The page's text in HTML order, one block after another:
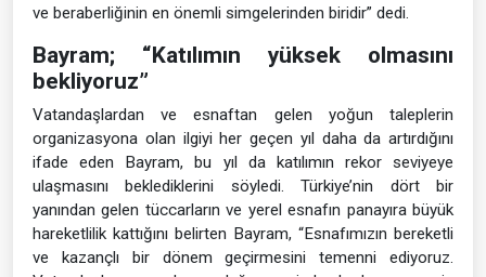
ve beraberliğinin en önemli simgelerinden biridir” dedi.
Bayram; “Katılımın yüksek olmasını
bekliyoruz”
Vatandaşlardan ve esnaftan gelen yoğun taleplerin
organizasyona olan ilgiyi her geçen yıl daha da artırdığını
ifade eden Bayram, bu yıl da katılımın rekor seviyeye
ulaşmasını beklediklerini söyledi. Türkiye’nin dört bir
yanından gelen tüccarların ve yerel esnafın panayıra büyük
hareketlilik kattığını belirten Bayram, “Esnafımızın bereketli
ve kazançlı bir dönem geçirmesini temenni ediyoruz.